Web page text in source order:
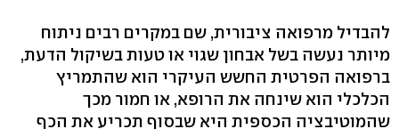
להבדיל מרפואה ציבורית, שם במקרים רבים ניתוח
מיותר נעשה בשל אבחון שגוי או טעות בשיקול הדעת,
ברפואה הפרטית החשש העיקרי הוא שהתמריץ
הכלכלי הוא שינחה את הרופא, או חמור מכך
שהמוטיבציה הכספית היא שבסוף תכריע את הכף